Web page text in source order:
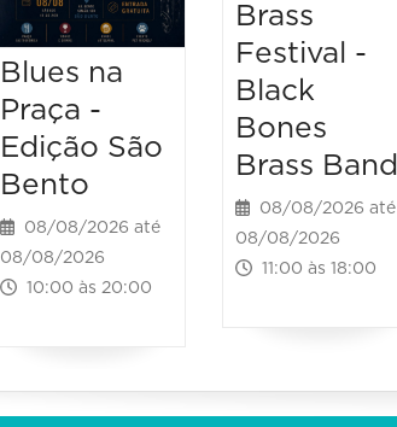
Blues na
Praça -
Edição São
Bento
08/08/2026 até
08/08/2026
10:00 às 20:00
Brass
Festival -
Black
Bones
Brass Band
08/08/2026 até
08/08/2026
11:00 às 18:00